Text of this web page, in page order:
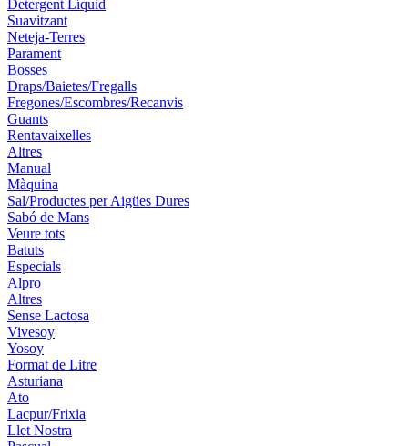
Detergent Líquid
Suavitzant
Neteja-Terres
Parament
Bosses
Draps/Baietes/Fregalls
Fregones/Escombres/Recanvis
Guants
Rentavaixelles
Altres
Manual
Màquina
Sal/Productes per Aigües Dures
Sabó de Mans
Veure tots
Batuts
Especials
Alpro
Altres
Sense Lactosa
Vivesoy
Yosoy
Format de Litre
Asturiana
Ato
Lacpur/Frixia
Llet Nostra